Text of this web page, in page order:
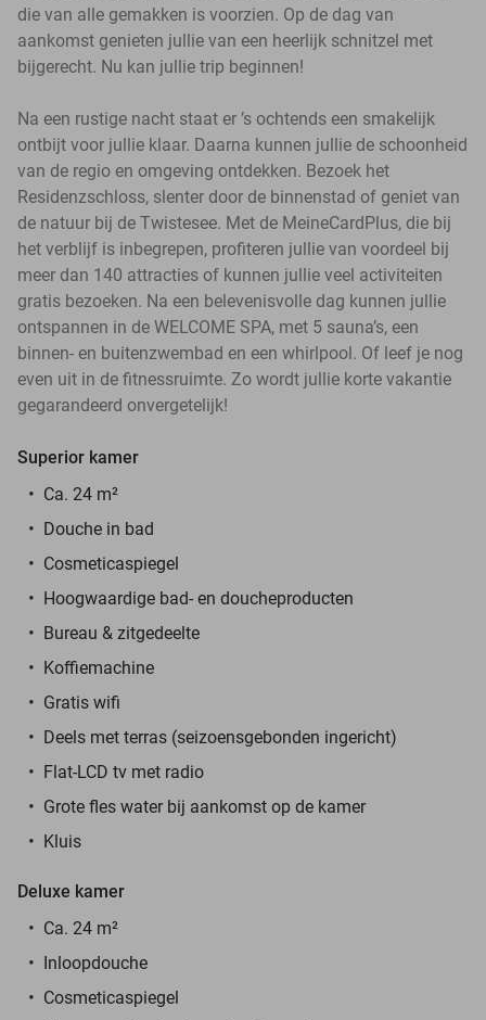
die van alle gemakken is voorzien. Op de dag van
aankomst genieten jullie van een heerlijk schnitzel met
bijgerecht. Nu kan jullie trip beginnen!
Na een rustige nacht staat er ’s ochtends een smakelijk
ontbijt voor jullie klaar. Daarna kunnen jullie de schoonheid
van de regio en omgeving ontdekken. Bezoek het
Residenzschloss, slenter door de binnenstad of geniet van
de natuur bij de Twistesee. Met de MeineCardPlus, die bij
het verblijf is inbegrepen, profiteren jullie van voordeel bij
meer dan 140 attracties of kunnen jullie veel activiteiten
gratis bezoeken. Na een belevenisvolle dag kunnen jullie
ontspannen in de WELCOME SPA, met 5 sauna’s, een
binnen- en buitenzwembad en een whirlpool. Of leef je nog
even uit in de fitnessruimte. Zo wordt jullie korte vakantie
gegarandeerd onvergetelijk!
Superior kamer
Ca. 24 m²
Douche in bad
Cosmeticaspiegel
Hoogwaardige bad- en doucheproducten
Bureau & zitgedeelte
Koffiemachine
Gratis wifi
Deels met terras (seizoensgebonden ingericht)
Flat-LCD tv met radio
Grote fles water bij aankomst op de kamer
Kluis
Deluxe kamer
Ca. 24 m²
Inloopdouche
Cosmeticaspiegel